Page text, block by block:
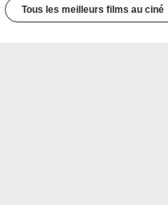
Tous les meilleurs films au ciné